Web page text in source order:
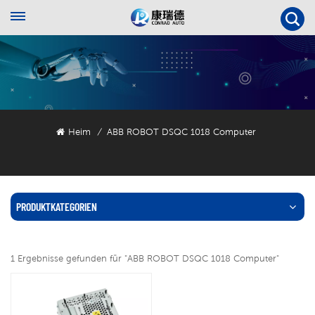
Heim / ABB ROBOT DSQC 1018 Computer
PRODUKTKATEGORIEN
1 Ergebnisse gefunden für "ABB ROBOT DSQC 1018 Computer"